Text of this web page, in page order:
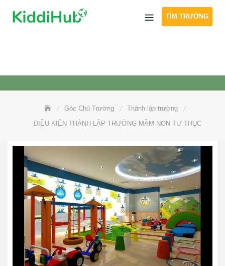
TÌM TRƯỜNG
Góc Chủ Trường
Thành lập trường
ĐIỀU KIỆN THÀNH LẬP TRƯỜNG MẦM NON TƯ THỤC